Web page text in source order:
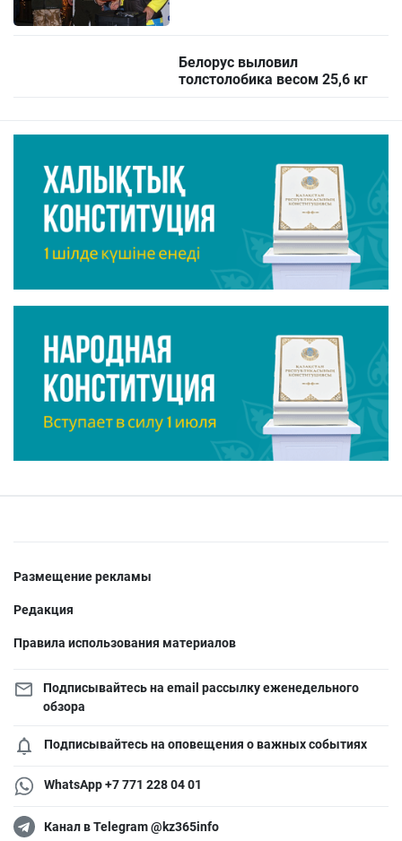
Белорус выловил
толстолобика весом 25,6 кг
Размещение рекламы
Редакция
Правила использования материалов
Подписывайтесь на email рассылку еженедельного
обзора
Подписывайтесь на оповещения о важных событиях
WhatsApp +7 771 228 04 01
Канал в Telegram @kz365info